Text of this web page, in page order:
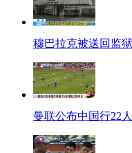
穆巴拉克被送回监
曼联公布中国行22